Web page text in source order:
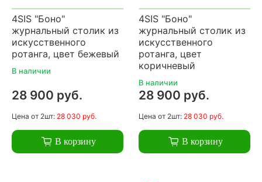
4SIS "Боно"
журнальный столик из
искусственного
ротанга, цвет бежевый
В наличии
28 900 руб.
Цена от 2шт: 28 030 руб.
В корзину
4SIS "Боно"
журнальный столик из
искусственного
ротанга, цвет
коричневый
В наличии
28 900 руб.
Цена от 2шт: 28 030 руб.
В корзину